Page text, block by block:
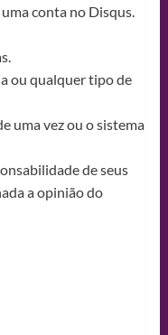
conta no Disqus.
ou qualquer tipo de
uma vez ou o sistema
de seus
a opinião do